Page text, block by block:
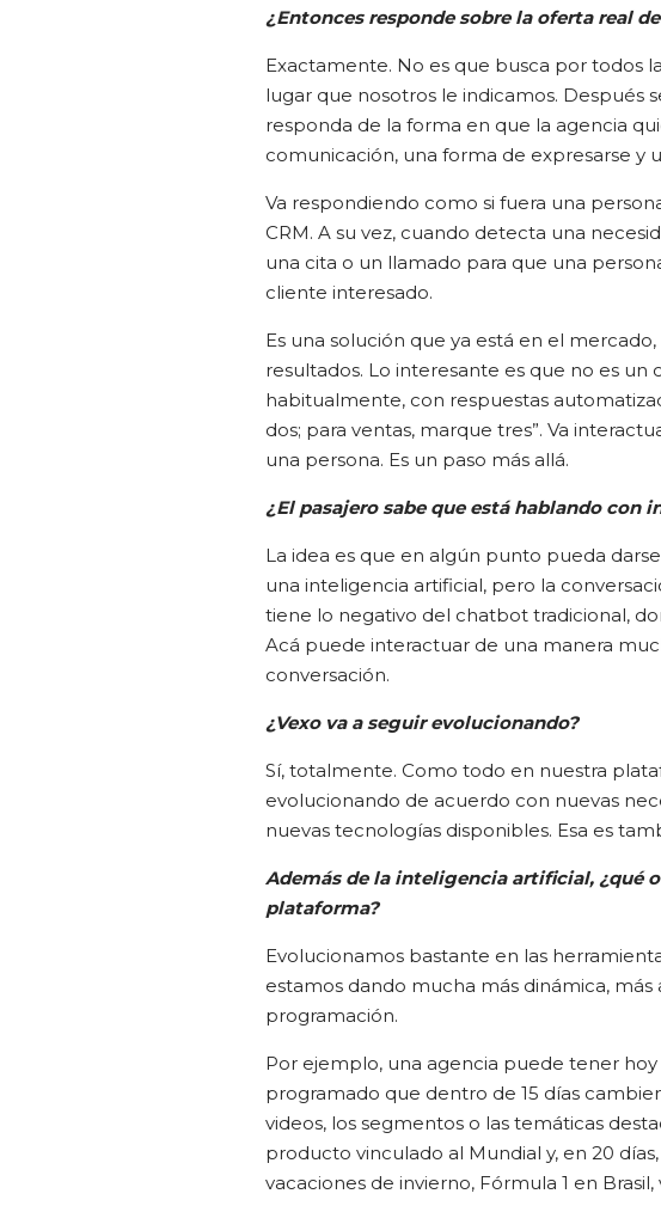
¿Entonces responde sobre la oferta real
Exactamente. No es que busca por todos
lugar que nosotros le indicamos. Después
responda de la forma en que la agencia
comunicación, una forma de expresarse y
Va respondiendo como si fuera una
CRM. A su vez, cuando detecta una
una cita o un llamado para que una
cliente interesado.
Es una solución que ya está en el
resultados. Lo interesante es que no es
habitualmente, con respuestas
dos; para ventas, marque tres”. Va
una persona. Es un paso más allá.
¿El pasajero sabe que está hablando con
La idea es que en algún punto pueda
una inteligencia artificial, pero la
tiene lo negativo del chatbot tradicional,
Acá puede interactuar de una manera
conversación.
¿Vexo va a seguir evolucionando?
Sí, totalmente. Como todo en nuestra
evolucionando de acuerdo con nuevas
nuevas tecnologías disponibles. Esa es
Además de la inteligencia artificial, ¿qué
plataforma?
Evolucionamos bastante en las
estamos dando mucha más dinámica,
programación.
Por ejemplo, una agencia puede tener
programado que dentro de 15 días
videos, los segmentos o las temáticas
producto vinculado al Mundial y, en 20
vacaciones de invierno, Fórmula 1 en